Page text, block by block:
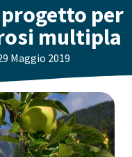
per
multipla
Maggio 2019